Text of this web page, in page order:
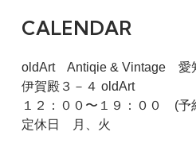
CALENDAR
oldArt Antiqie & Vintage 愛
伊賀殿３－４ oldArt
１２：００〜１９：００ (予
定休日 月、火